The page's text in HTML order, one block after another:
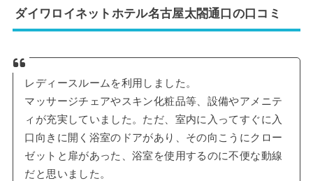
ダイワロイネットホテル名古屋太閤通口の口コミ
レディースルームを利用しました。
マッサージチェアやスキン化粧品等、設備やアメニテ
ィが充実していました。ただ、室内に入ってすぐに入
口向きに開く浴室のドアがあり、その向こうにクロー
ゼットと扉があった、浴室を使用するのに不便な動線
だと思いました。